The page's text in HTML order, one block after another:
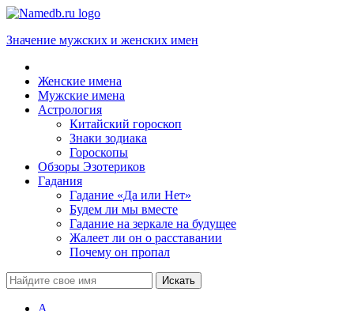
Значение мужских и женских имен
Женские имена
Мужские имена
Астрология
Китайский гороскоп
Знаки зодиака
Гороскопы
Обзоры Эзотериков
Гадания
Гадание «Да или Нет»
Будем ли мы вместе
Гадание на зеркале на будущее
Жалеет ли он о расставании
Почему он пропал
А